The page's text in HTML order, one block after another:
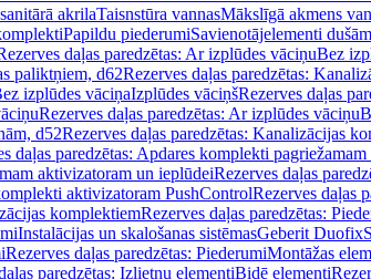
akrilaTaisnstūra vannasMākslīgā akmens
Papildu piederumiSavienotājelementi
daļas paredzētas: Ar izplūdes vāciņuBez
paliktņiem, d62Rezerves daļas paredzētas:
izplūdes vāciņaIzplūdes vāciņšRezerves daļas
Rezerves daļas paredzētas: Ar izplūdes vāciņu
d52Rezerves daļas paredzētas: Kanalizācijas
daļas paredzētas: Apdares komplekti
aktivizatoram un ieplūdeiRezerves daļas
aktivizatoram PushControlRezerves daļas
komplektiemRezerves daļas paredzētas:
Instalācijas un skalošanas sistēmasGeberit Duofix
Rezerves daļas paredzētas: PiederumiMontāžas
paredzētas: Izlietņu elementiBidē elementi